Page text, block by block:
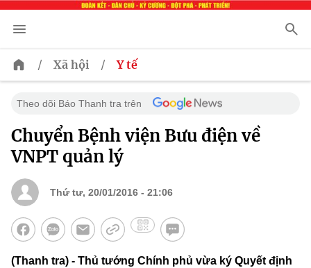
/ Xã hội / Y tế
Theo dõi Báo Thanh tra trên
Chuyển Bệnh viện Bưu điện về
VNPT quản lý
Thứ tư, 20/01/2016 - 21:06
(Thanh tra) - Thủ tướng Chính phủ vừa ký Quyết định